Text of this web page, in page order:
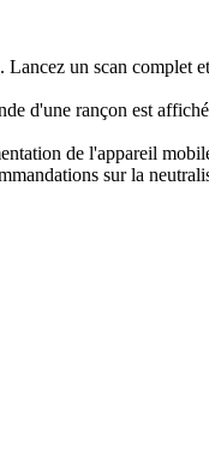
. Lancez un scan complet
d'une rançon est
de l'appareil
sur la